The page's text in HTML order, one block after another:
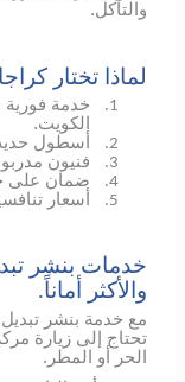
والتآكل.
لماذا تختار
1.
خدمة
الكويت.
2. أسطول
3. فنيون
4. ضمان على
5. أسعار
خدمات بنشر
والأكثر أماناً.
مع خدمة بنشر
تحتاج إلى زيارة
الحر أو المطر.